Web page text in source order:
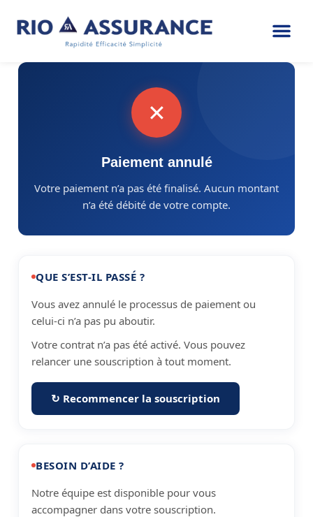
✕
Paiement annulé
Votre paiement n’a pas été finalisé. Aucun montant
n’a été débité de votre compte.
QUE S’EST-IL PASSÉ ?
Vous avez annulé le processus de paiement ou
celui-ci n’a pas pu aboutir.
Votre contrat n’a pas été activé. Vous pouvez
relancer une souscription à tout moment.
↻ Recommencer la souscription
BESOIN D’AIDE ?
Notre équipe est disponible pour vous
accompagner dans votre souscription.